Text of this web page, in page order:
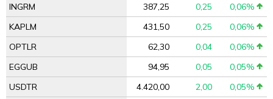
INGRM
387,25 0,25
0,06%
KAPLM
431,50 0,25
0,06%
OPTLR
62,30 0,04
0,06%
EGGUB
94,95 0,05
0,05%
USDTR
4.420,00 2,00 0,05%